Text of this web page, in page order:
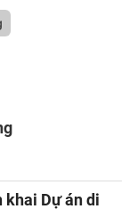
khai Dự án di